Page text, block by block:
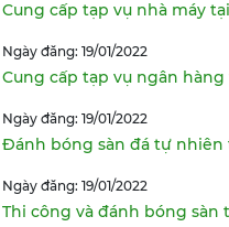
Cung cấp tạp vụ nhà máy
Ngày đăng: 19/01/2022
Cung cấp tạp vụ ngân hàng
Ngày đăng: 19/01/2022
Đánh bóng sàn đá tự nhiên
Ngày đăng: 19/01/2022
Thi công và đánh bóng sàn